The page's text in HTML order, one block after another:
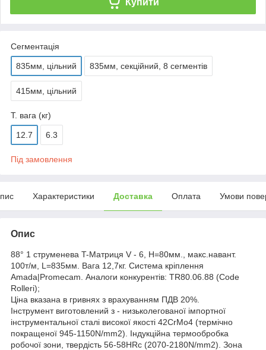
Сегментація
835мм, цільний 835мм, секційний, 8 сегментів
415мм, цільний
Т. вага (кг)
12.7 6.3
Під замовлення
Характеристики Доставка Оплата Умови
Опис
88° 1 струменева T-Матриця V - 6, H=80мм., макс.навант.
100т/м, L=835мм. Вага 12,7кг. Система кріплення
Amada|Promecam. Аналоги конкурентів: TR80.06.88 (Code
Rolleri);
Ціна вказана в гривнях з врахуванням ПДВ 20%.
Інструмент виготовлений з - низьколегованої імпортної
інструментальної сталі високої якості 42CrMo4 (термічно
покращеної 945-1150N/mm2). Індукційна термообробка
робочої зони, твердість 56-58HRc (2070-2180N/mm2). Зона